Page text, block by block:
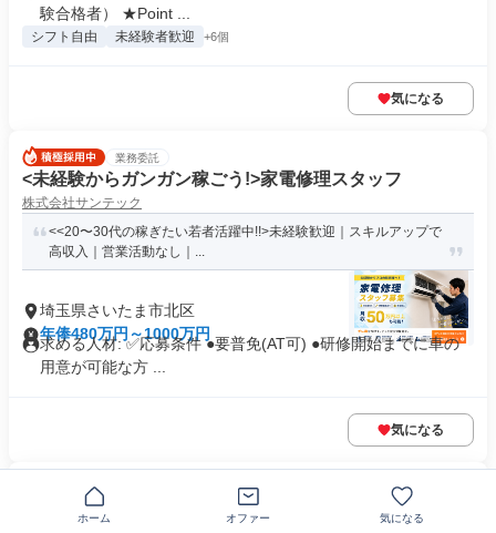
験合格者） ★Point ...
シフト自由 未経験者歓迎 +6個
気になる
業務委託
<未経験からガンガン稼ごう!>家電修理スタッフ
株式会社サンテック
<<20〜30代の稼ぎたい若者活躍中!!>未経験歓迎｜スキルアップで
高収入｜営業活動なし｜...
埼玉県さいたま市北区
年俸480万円～1000万円
求める人材: ✅️応募条件 ●要普免(AT可) ●研修開始までに車の
用意が可能な方 ...
気になる
エアコン設置スタッフ
ホーム オファー 気になる